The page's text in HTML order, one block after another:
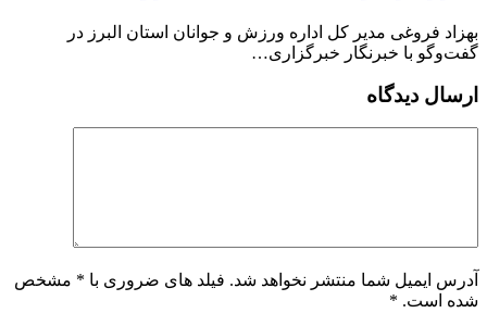
بهزاد فروغی مدیر کل اداره ورزش و جوانان استان البرز در
گفت‌وگو با خبرنگار خبرگزاری…
ارسال دیدگاه
آدرس ایمیل شما منتشر نخواهد شد. فیلد های ضروری با * مشخص
شده است. *